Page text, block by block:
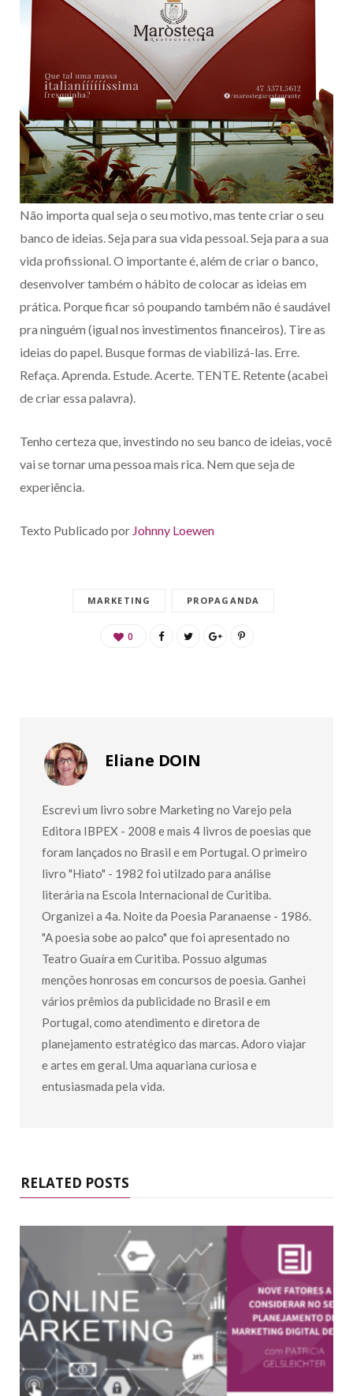
Não importa qual seja o seu motivo, mas tente criar o seu
banco de ideias. Seja para sua vida pessoal. Seja para a sua
vida profissional. O importante é, além de criar o banco,
desenvolver também o hábito de colocar as ideias em
prática. Porque ficar só poupando também não é saudável
pra ninguém (igual nos investimentos financeiros). Tire as
ideias do papel. Busque formas de viabilizá-las. Erre.
Refaça. Aprenda. Estude. Acerte. TENTE. Retente (acabei
de criar essa palavra).
Tenho certeza que, investindo no seu banco de ideias, você
vai se tornar uma pessoa mais rica. Nem que seja de
experiência.
Texto Publicado por Johnny Loewen
MARKETING PROPAGANDA
0
Eliane DOIN
Escrevi um livro sobre Marketing no Varejo pela
Editora IBPEX - 2008 e mais 4 livros de poesias que
foram lançados no Brasil e em Portugal. O primeiro
livro "Hiato" - 1982 foi utilzado para análise
literária na Escola Internacional de Curitiba.
Organizei a 4a. Noite da Poesia Paranaense - 1986.
"A poesia sobe ao palco" que foi apresentado no
Teatro Guaíra em Curitiba. Possuo algumas
menções honrosas em concursos de poesia. Ganhei
vários prêmios da publicidade no Brasil e em
Portugal, como atendimento e diretora de
planejamento estratégico das marcas. Adoro viajar
e artes em geral. Uma aquariana curiosa e
entusiasmada pela vida.
RELATED POSTS